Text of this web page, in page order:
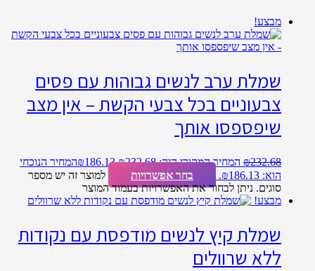
מבצע!
שמלת ערב לנשים גבוהות עם פסים
צבעוניים בכל צבעי הקשת – אין מצב
שיפספסו אותך
₪232.68 המחיר המקורי היה: ₪232.68. ₪186.13
המחיר הנוכחי
הוא: ₪186.13.
בחר אפשרויות
למוצר זה יש מספר
סוגים. ניתן לבחור את האפשרויות בעמוד המוצר
מבצע!
שמלת קיץ לנשים מודפסת עם נקודות
ללא שרוולים